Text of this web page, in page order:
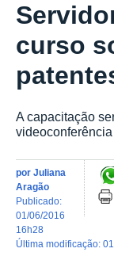
curso
A capacitação
por Juliana
Aragão
publicado:
01/06/2016
16h28
última modificação: